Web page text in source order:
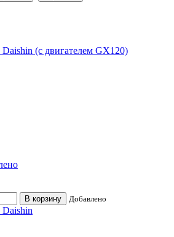
(с двигателем GX120)
В корзину Добавлено